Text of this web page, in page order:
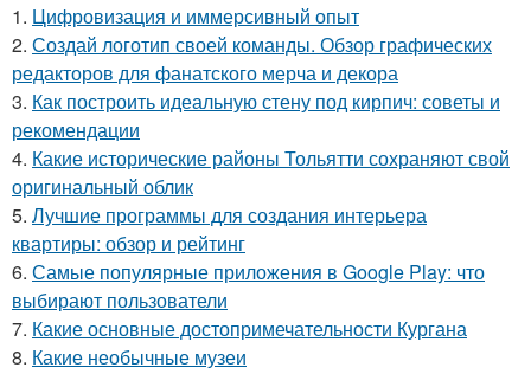
1. Цифровизация и иммерсивный опыт
2. Создай логотип своей команды. Обзор графических
редакторов для фанатского мерча и декора
3. Как построить идеальную стену под кирпич: советы и
рекомендации
4. Какие исторические районы Тольятти сохраняют свой
оригинальный облик
5. Лучшие программы для создания интерьера
квартиры: обзор и рейтинг
6. Самые популярные приложения в Google Play: что
выбирают пользователи
7. Какие основные достопримечательности Кургана
8. Какие необычные музеи